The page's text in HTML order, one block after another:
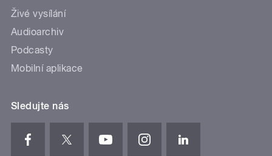
Živé vysílání
Audioarchiv
Podcasty
Mobilní aplikace
Sledujte nás